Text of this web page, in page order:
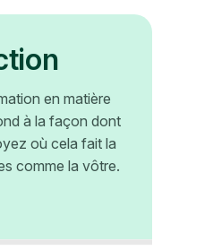
en matière
à la façon dont
où cela fait la
comme la vôtre.